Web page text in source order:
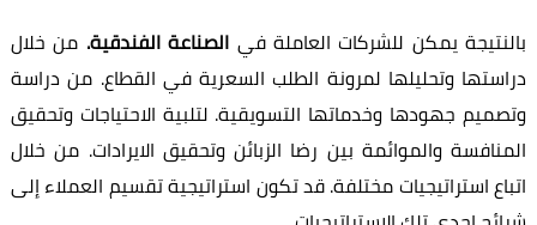
بالنتيجة يمكن للشركات العاملة في الصناعة الفندقية. من خلال
دراستها وتحليلها لمرونة الطلب السعرية في القطاع. من دراسة
وتصميم جهودها وخدماتها التسويقية. لتلبية الاحتياجات وتحقيق
المنافسة والموائمة بين رضا الزبائن وتحقيق الايرادات. من خلال
اتباع استراتيجيات مختلفة. قد تكون استراتيجية تقسيم العملاء إلى